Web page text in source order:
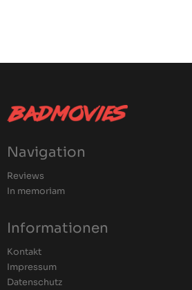
Navigation
Reviews
In memoriam
Informationen
Kontakt
Impressum
Datenschutz